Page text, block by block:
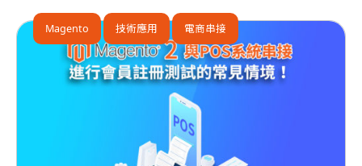
Magento 技術應用 電商串接